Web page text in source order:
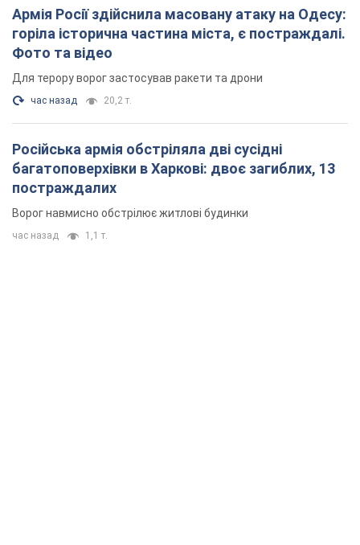
Армія Росії здійснила масовану атаку на Одесу:
горіла історична частина міста, є постраждалі.
Фото та відео
Для терору ворог застосував ракети та дрони
час назад 20,2 т.
Російська армія обстріляла дві сусідні
багатоповерхівки в Харкові: двоє загиблих, 13
постраждалих
Ворог навмисно обстрілює житлові будинки
час назад 1,1 т.